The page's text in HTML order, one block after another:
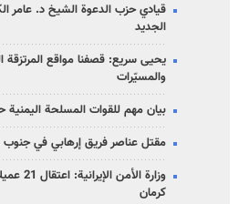
قيادي حزب الدعوة الشيخ د. عامر
الجديد
يحيى سريع: قصفنا مواقع المرتزقة
والمسيّرات
بيان مهم للقوات المسلحة
مقتل عناصر فريق إرهابي في
كرمان